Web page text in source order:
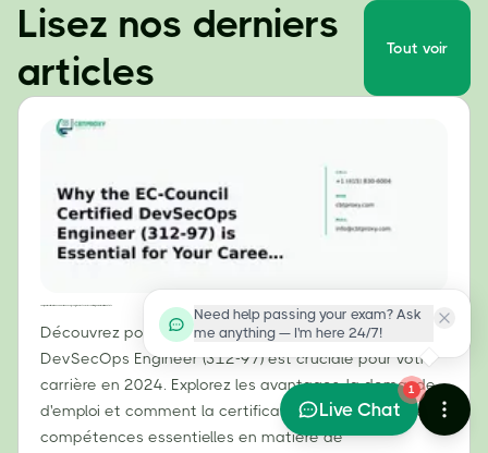
Lisez nos derniers
articles
Tout voir
Découvrez pourquoi la certification EC-Council
DevSecOps Engineer (312-97) est cruciale pour votre
carrière en 2024. Explorez les avantages, la demande
d'emploi et comment la certification ECDE valide des
compétences essentielles en matière de
Need help passing your exam? Ask
me anything — I'm here 24/7!
1
Live Chat